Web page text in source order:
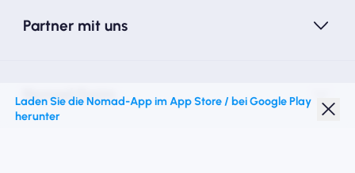
Partner mit uns
Nomad Essim
Laden Sie die Nomad-App im App Store / bei Google Play
herunter